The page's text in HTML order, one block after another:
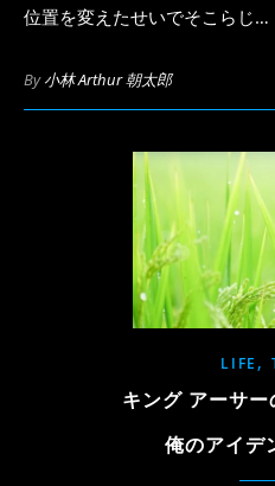
位置を変えたせいでそこらじ…
By小林 Arthur 朝太郎
LIFE ,
キング アーサ
俺のアイデ